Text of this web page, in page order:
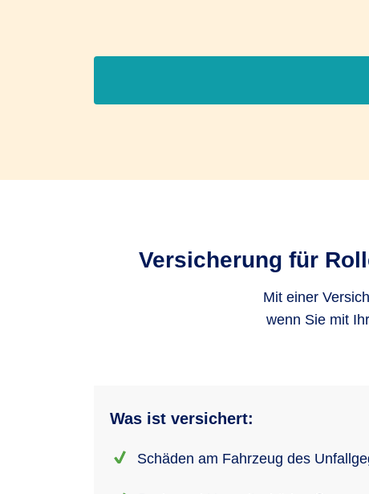
Versicherung für
Mit einer
wenn Sie mit
Was ist versichert:
Schäden am Fahrzeug des